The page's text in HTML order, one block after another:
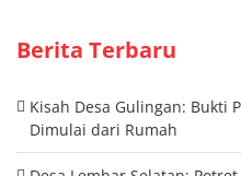
Berita Terbaru
Kisah Desa Gulingan: Bukti
Dimulai dari Rumah